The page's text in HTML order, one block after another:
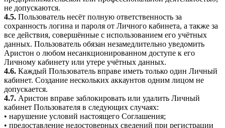
не допускаются.
4.5. Пользователь несёт полную ответственность за
сохранность логина и пароля от Личного кабинета, а также за
все действия, совершённые с использованием его учётных
данных. Пользователь обязан незамедлительно уведомить
Аристон о любом несанкционированном доступе к его
Личному кабинету или утере учётных данных.
4.6. Каждый Пользователь вправе иметь только один Личный
кабинет. Создание нескольких аккаунтов одним лицом не
допускается.
4.7. Аристон вправе заблокировать или удалить Личный
кабинет Пользователя в следующих случаях:
• нарушение условий настоящего Соглашения;
• предоставление недостоверных сведений при регистрации